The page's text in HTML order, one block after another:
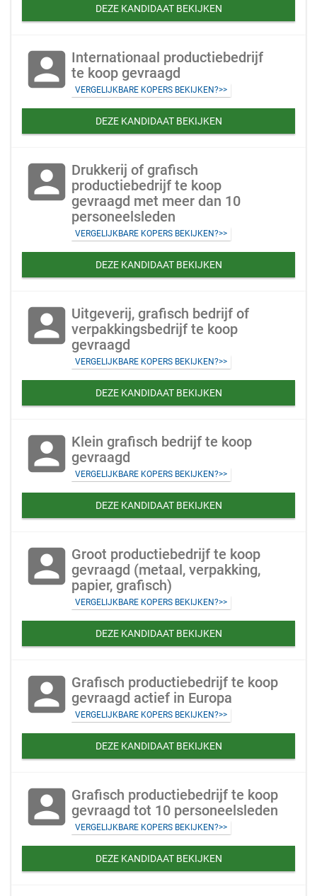
DEZE KANDIDAAT BEKIJKEN
account_box Internationaal productiebedrijf
te koop gevraagd
VERGELIJKBARE KOPERS BEKIJKEN?>>
DEZE KANDIDAAT BEKIJKEN
account_box Drukkerij of grafisch
productiebedrijf te koop
gevraagd met meer dan 10
personeelsleden
VERGELIJKBARE KOPERS BEKIJKEN?>>
DEZE KANDIDAAT BEKIJKEN
account_box Uitgeverij, grafisch bedrijf of
verpakkingsbedrijf te koop
gevraagd
VERGELIJKBARE KOPERS BEKIJKEN?>>
DEZE KANDIDAAT BEKIJKEN
account_box Klein grafisch bedrijf te koop
gevraagd
VERGELIJKBARE KOPERS BEKIJKEN?>>
DEZE KANDIDAAT BEKIJKEN
account_box Groot productiebedrijf te koop
gevraagd (metaal, verpakking,
papier, grafisch)
VERGELIJKBARE KOPERS BEKIJKEN?>>
DEZE KANDIDAAT BEKIJKEN
account_box Grafisch productiebedrijf te koop
gevraagd actief in Europa
VERGELIJKBARE KOPERS BEKIJKEN?>>
DEZE KANDIDAAT BEKIJKEN
account_box Grafisch productiebedrijf te koop
gevraagd tot 10 personeelsleden
VERGELIJKBARE KOPERS BEKIJKEN?>>
DEZE KANDIDAAT BEKIJKEN